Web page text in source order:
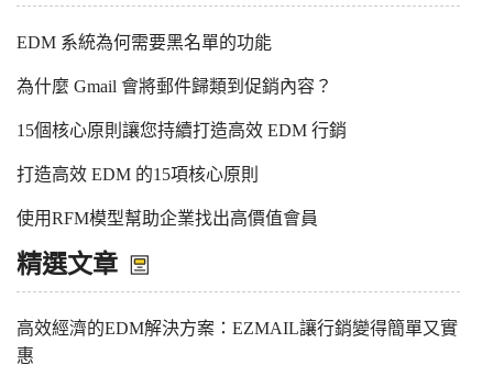
EDM 系統為何需要黑名單的功能
為什麼 Gmail 會將郵件歸類到促銷內容？
15個核心原則讓您持續打造高效 EDM 行銷
打造高效 EDM 的15項核心原則
使用RFM模型幫助企業找出高價值會員
精選文章
高效經濟的EDM解決方案：EZMAIL讓行銷變得簡單又實
惠